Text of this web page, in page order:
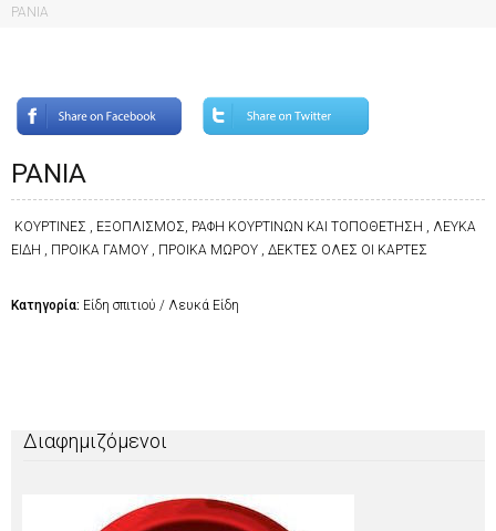
ΡΑΝΙΑ
ΡΑΝΙΑ
ΚΟΥΡΤΙΝΕΣ , ΕΞΟΠΛΙΣΜΟΣ, ΡΑΦΗ ΚΟΥΡΤΙΝΩΝ ΚΑΙ ΤΟΠΟΘΕΤΗΣΗ , ΛΕΥΚΑ
ΕΙΔΗ , ΠΡΟΙΚΑ ΓΑΜΟΥ , ΠΡΟΙΚΑ ΜΩΡΟΥ , ΔΕΚΤΕΣ ΟΛΕΣ ΟΙ ΚΑΡΤΕΣ
Κατηγορία: Είδη σπιτιού / Λευκά Είδη
Διαφημιζόμενοι